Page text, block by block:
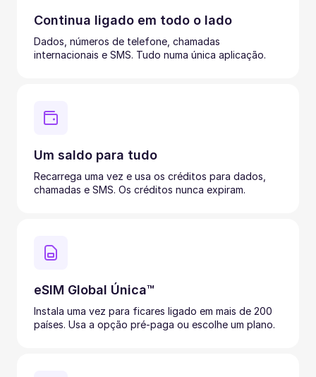
Continua ligado em todo o lado
Dados, números de telefone, chamadas
internacionais e SMS. Tudo numa única aplicação.
Um saldo para tudo
Recarrega uma vez e usa os créditos para dados,
chamadas e SMS. Os créditos nunca expiram.
eSIM Global Única™
Instala uma vez para ficares ligado em mais de 200
países. Usa a opção pré-paga ou escolhe um plano.